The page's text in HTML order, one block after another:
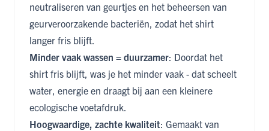
neutraliseren van geurtjes en het beheersen van
geurveroorzakende bacteriën, zodat het shirt
langer fris blijft.
Minder vaak wassen = duurzamer: Doordat het
shirt fris blijft, was je het minder vaak - dat scheelt
water, energie en draagt bij aan een kleinere
ecologische voetafdruk.
Hoogwaardige, zachte kwaliteit: Gemaakt van